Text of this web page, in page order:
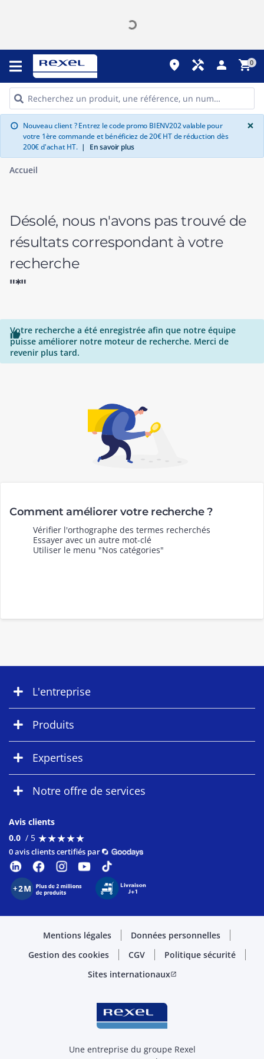
place handyman person shopping_cart0
info Nouveau client ? Entrez le code promo BIENV202 valable pour
votre 1ère commande et bénéficiez de 20€ HT de réduction dès
200€ d'achat HT. | En savoir plus
×
Accueil
Désolé, nous n'avons pas trouvé de
résultats correspondant à votre
recherche
"*"

Votre recherche a été enregistrée afin que notre équipe
puisse améliorer notre moteur de recherche. Merci de
revenir plus tard.
Comment améliorer votre recherche ?
Vérifier l'orthographe des termes recherchés
Essayer avec un autre mot-clé
Utiliser le menu "Nos catégories"
L'entreprise
Produits
Expertises
Notre offre de services
Avis clients
0.0 / 5 ★★★★★
★★★★★
0 avis clients certifiés par
Mentions légales
Données personnelles
Gestion des cookies
CGV
Politique sécurité
Sites internationauxopen_in_new
Une entreprise du groupe Rexel